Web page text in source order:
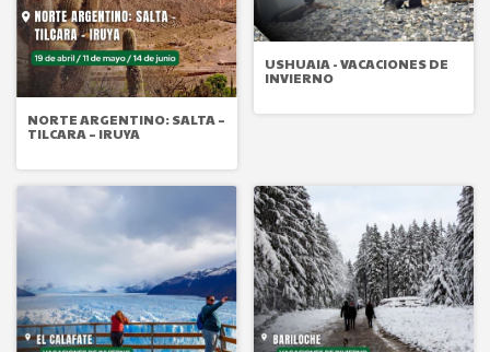
NORTE ARGENTINO: SALTA –
TILCARA – IRUYA
USHUAIA - VACACIONES DE
INVIERNO